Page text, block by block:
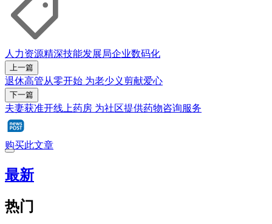
人力资源精深技能发展局企业数码化
上一篇
退休高管从零开始 为老少义剪献爱心
下一篇
夫妻获准开线上药房 为社区提供药物咨询服务
购买此文章
最新
热门